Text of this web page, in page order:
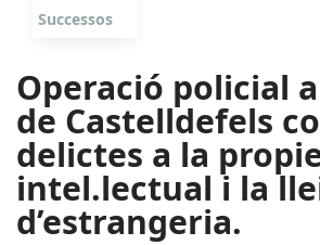
Successos
Operació policial
de Castelldefels
delictes a la
intel.lectual i la
d’estrangeria.